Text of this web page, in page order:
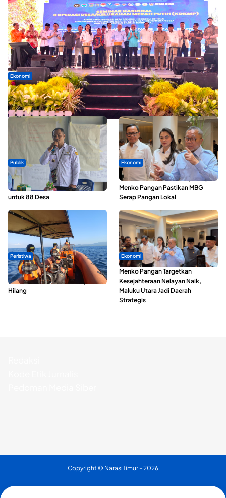
Ekonomi
Seminar di Ternate, Mendes Perkuat Sinergi Percepatan
Kopdes Merah Putih
Publik
ABDESI Morotai Apresiasi
Penyaluran ADD Rp3,13 Miliar
untuk 88 Desa
Ekonomi
SPPG di Maluku Utara Dipercepat,
Menko Pangan Pastikan MBG
Serap Pangan Lokal
Peristiwa
Dua Longboat Bertabrakan di
Perairan Taliabu, Satu Nelayan
Hilang
Ekonomi
Menko Pangan Targetkan
Kesejahteraan Nelayan Naik,
Maluku Utara Jadi Daerah
Strategis
Copyright © NarasiTimur - 2026